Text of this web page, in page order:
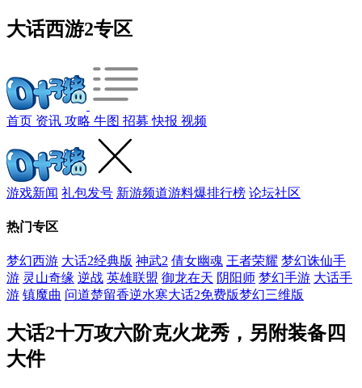
大话西游2专区
首页 资讯 攻略 牛图 招募快报 视频
游戏新闻 礼包发号 新游频道游料爆排行榜 论坛社区
热门专区
梦幻西游 大话2经典版 神武2 倩女幽魂 王者荣耀 梦幻诛仙手
游 灵山奇缘 逆战 英雄联盟 御龙在天 阴阳师 梦幻手游 大话手
游 镇魔曲 问道楚留香逆水寒大话2免费版梦幻三维版
大话2十万攻六阶克火龙秀，另附装备四
大件